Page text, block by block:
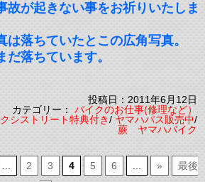
故が起きない事をお祈りいたしま
は落ちていたとこの広角写真。
だ落ちています。
投稿日：2011年6月12日
カテゴリー：バイクのお仕事(修理など）
シストリート特典付き/ヤマハパス販売中/
蕨 ヤマハバイク
... 2 3 4 5 6 ... » 最後